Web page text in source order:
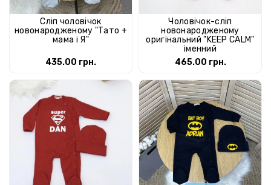
Сліп чоловічок
новонародженому "Тато +
мама і Я"
435.00 грн.
Чоловічок-сліп
новонародженому
оригінальний "KEEP CALM"
іменний
465.00 грн.